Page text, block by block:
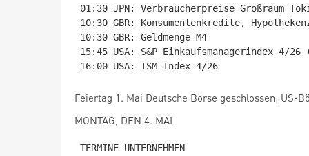
01:30 JPN: Verbraucherpreise Großraum
10:30 GBR: Konsumentenkredite,
10:30 GBR: Geldmenge M4
15:45 USA: S&P Einkaufsmanagerindex 4/
Feiertag 1. Mai Deutsche Börse geschlossen; US-
MONTAG, DEN 4. MAI
TERMINE UNTERNEHMEN